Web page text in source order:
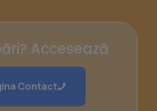
Accesează
Contact